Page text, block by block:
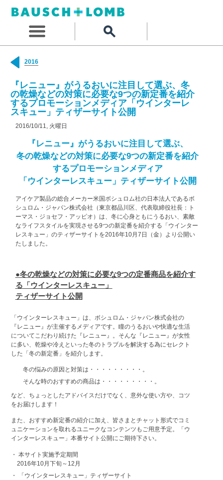
2016
『レニュー』がうるおいに注目して選ぶ、冬
の乾燥などの対策に必要な9つの新定番を紹介
するプロモーションメディア「ウインターレ
スキュー」ティザーサイト公開
2016/10/11, 火曜日
『レニュー』がうるおいに注目して選ぶ、
冬の乾燥などの対策に必要な9つの新定番を紹介
するプロモーションメディア
「ウインターレスキュー」ティザーサイト公開
アイケア製品の総合メーカー米国ボシュロム社の日本法人であるボ
シュロム・ジャパン株式会社（東京都品川区、代表取締役社長：ト
ーマス・ジョセフ・アッピオ）は、冬に心身ともにうるおい、素敵
なライフスタイルを実現させる9つの新定番を紹介する「ウインター
レスキュー」のティザーサイトを2016年10月7日（金）より公開い
たしました。
●冬の乾燥などの対策に必要な9つの定番商品を紹介す
る「ウインターレスキュー」
ティザーサイト公開
「ウインターレスキュー」は、ボシュロム・ジャパン株式会社の
『レニュー』が主催するメディアです。瞳のうるおいや快適な生活
についてこだわり続けた『レニュー』。そんな『レニュー』が女性
に多い、乾燥や冷えといった冬のトラブルを解決する為にセレクト
した「冬の新定番」を紹介します。
冬の悩みの原因と対策は・・・・・・・・・。
そんな時のおすすめの商品は・・・・・・・・・。
など、ちょっとしたアドバイスだけでなく、意外な使い方や、コツ
をお届けします！
また、おすすめ新定番の紹介に加え、皆さまとチャット形式でコミ
ュニケーションを取れるユニークなコンテンツもご用意予定。「ウ
インターレスキュー」本番サイト公開にご期待下さい。
・ 本サイト実施予定期間
2016年10月下旬～12月
・
「ウインターレスキュー」ティザーサイト